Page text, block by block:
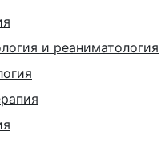
и реаниматология